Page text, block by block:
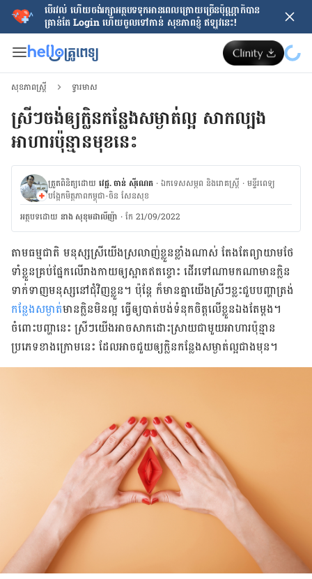
បើរវល់ ហើយចង់​រក្សាអត្ថបទទុកអានពេលក្រោយ​ច្រើនប៉ុណ្ណាក៏បាន
គ្រាន់តែ​ Login ហើយចូលទៅកាន់ សុខភាពខ្ញុំ ឥឡូវនេះ!
សុខភាពស្ត្រី ទ្វារមាស
ស្រីៗចង់ឲ្យក្លិនកន្លែងសម្ងាត់ល្អ សាកល្បង
អាហារប៉ុន្មានមុខនេះ
ត្រួតពិនិត្យដោយ វេជ្ជ. ចាន់ ស៊ីណេត ·ឯកទេសសម្ភព និងរោគស្ត្រី ·ម​ន្ទីរពេទ្យ
បង្អែកមិត្តភាពកម្ពុជា-ចិន សែនសុខ
អត្ថបទ​ដោយ នាង សុខុមដាលីញ៉ា ·កែ 21/09/2022
តាម​ធម្មជាតិ ​មនុស្ស​ស្រី​យើង​ស្រលាញ់​ខ្លួន​ខ្លាំង​ណាស់ តែង​តែ​ព្យាយាម​ថែ​
ទាំ​ខ្លួន​គ្រប់​ផ្នែក​លើ​រាងកាយ​ឲ្យ​ស្អាត​ឥត​ខ្ចោះ ដើរ​ទៅ​ណា​មក​ណា​មាន​ក្លិន​
ទាក់ទាញ​មនុស្ស​នៅ​ជុំ​វិញ​ខ្លួន។ ប៉ុន្តែ ក៏​មាន​គ្នា​យើង​ស្រីៗ​ខ្លះ​ជួប​បញ្ហា​ត្រង់​
កន្លែង​សម្ងាត់​មាន​ក្លិន​មិន​ល្អ ធ្វើ​ឲ្យ​បាត់​បង់​ទំនុក​ចិត្ត​លើ​ខ្លួន​ឯង​តែ​ម្ដង។
ចំពោះ​បញ្ហា​នេះ​ ស្រីៗ​យើង​អាចសាក​ដោះ​ស្រាយ​​​ជាមួយ​​អាហារ​ប៉ុន្មាន​
ប្រភេទ​ខាង​ក្រោម​នេះ ដែល​អាច​ជួយ​ឲ្យ​ក្លិន​កន្លែង​សម្ងាត់​ល្អ​ជាង​មុន​។